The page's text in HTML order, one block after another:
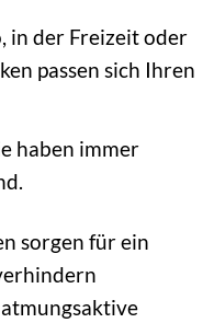
in der Freizeit oder
passen sich Ihren
haben immer
sorgen für ein